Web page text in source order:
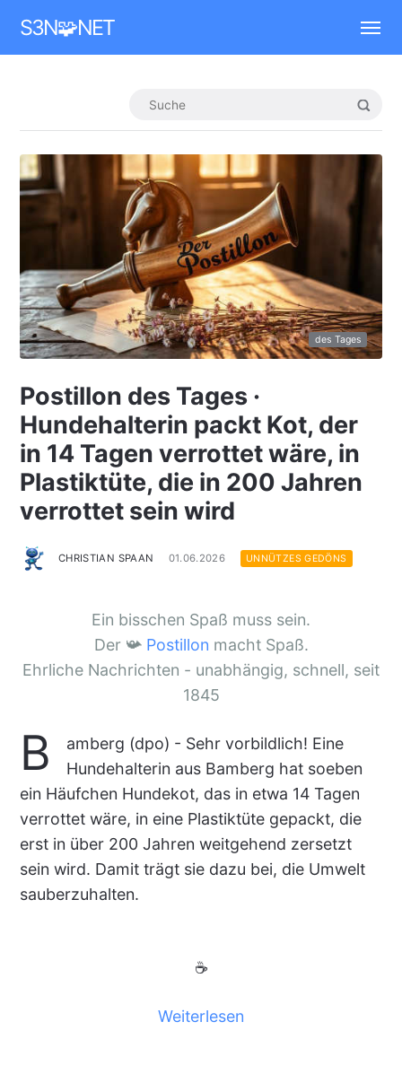
S3N🧩NET
des Tages
Postillon des Tages ·
Hundehalterin packt Kot, der
in 14 Tagen verrottet wäre, in
Plastiktüte, die in 200 Jahren
verrottet sein wird
CHRISTIAN SPAAN 01.06.2026 UNNÜTZES GEDÖNS
Ein bisschen Spaß muss sein.
Der 📯 Postillon macht Spaß.
Ehrliche Nachrichten - unabhängig, schnell, seit
1845
B
amberg (dpo) - Sehr vorbildlich! Eine
Hundehalterin aus Bamberg hat soeben
ein Häufchen Hundekot, das in etwa 14 Tagen
verrottet wäre, in eine Plastiktüte gepackt, die
erst in über 200 Jahren weitgehend zersetzt
sein wird. Damit trägt sie dazu bei, die Umwelt
sauberzuhalten.
☕
Weiterlesen